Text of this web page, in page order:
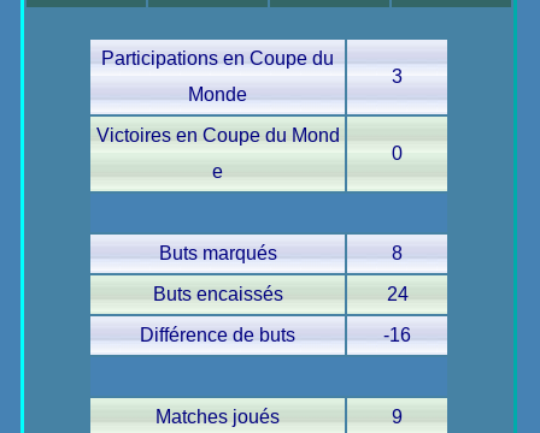
Participations en Coupe du
Monde
3
Victoires en Coupe du Mond
e
0
Buts marqués
8
Buts encaissés
24
Différence de buts
-16
Matches joués
9